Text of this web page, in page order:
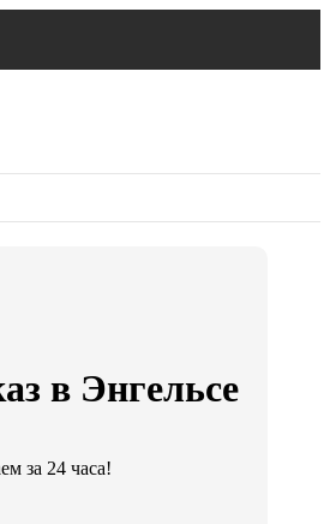
в Энгельсе
за 24 часа!